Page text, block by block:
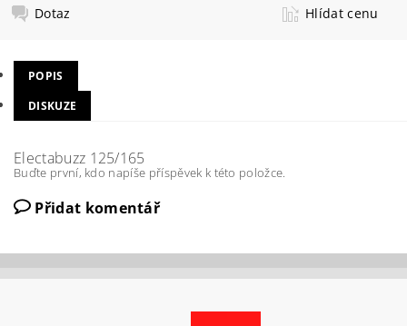
Dotaz
Hlídat cenu
POPIS
DISKUZE
Electabuzz 125/165
Buďte první, kdo napíše příspěvek k této položce.
Přidat komentář